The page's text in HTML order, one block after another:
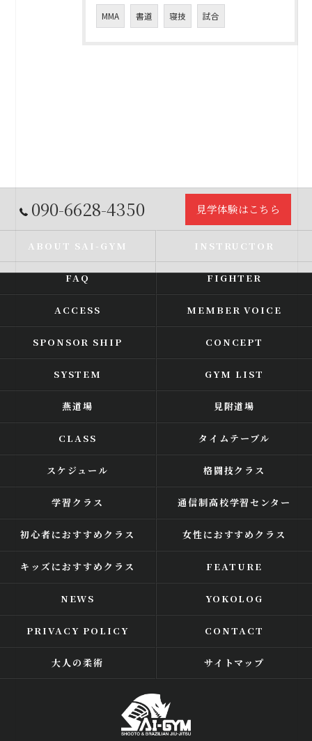
MMA 書道 寝技 試合
090-6628-4350 見学体験はこちら
ABOUT SAI-GYM INSTRUCTOR
FAQ FIGHTER
ACCESS MEMBER VOICE
SPONSOR SHIP CONCEPT
SYSTEM GYM LIST
燕道場 見附道場
CLASS タイムテーブル
スケジュール 格闘技クラス
学習クラス 通信制高校学習センター
初心者におすすめクラス 女性におすすめクラス
キッズにおすすめクラス FEATURE
NEWS YOKOLOG
PRIVACY POLICY CONTACT
大人の柔術 サイトマップ